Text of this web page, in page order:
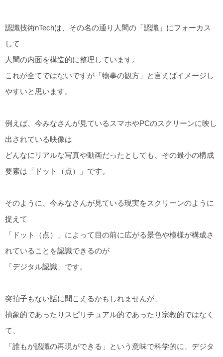
認識技術nTechは、その名の通り人間の「認識」にフォーカス
して
人間の内面を構造的に整理しています。
これが全てではないですが「物事の観方」と言えばイメージし
やすいと思います。
例えば、今みなさんが見ているスマホやPCのスクリーンに映し
出されている映像は
どんなにリアルな写真や動画だったとしても、その最小の構成
要素は「ドット（点）」です。
そのように、今みなさんが見ている現実をスクリーンのように
捉えて
「ドット（点）」によって目の前に広がる景色や模様が構成さ
れていることを認識できるのが
「デジタル認識」です。
突拍子もない話に聞こえるかもしれませんが、
抽象的であったりスピリチュアル的であったり宗教的ではなく
て、
「誰もが認識の再現ができる」という意味で科学的に、デジタ